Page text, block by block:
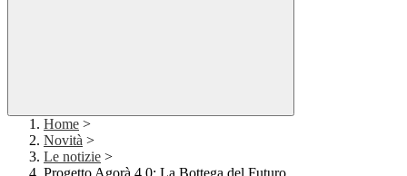
Home >
Novità >
Le notizie >